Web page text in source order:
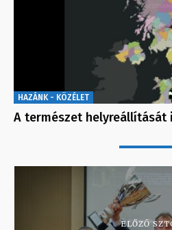
HAZÁNK - KÖZÉLET
A természet
ELŐZŐ